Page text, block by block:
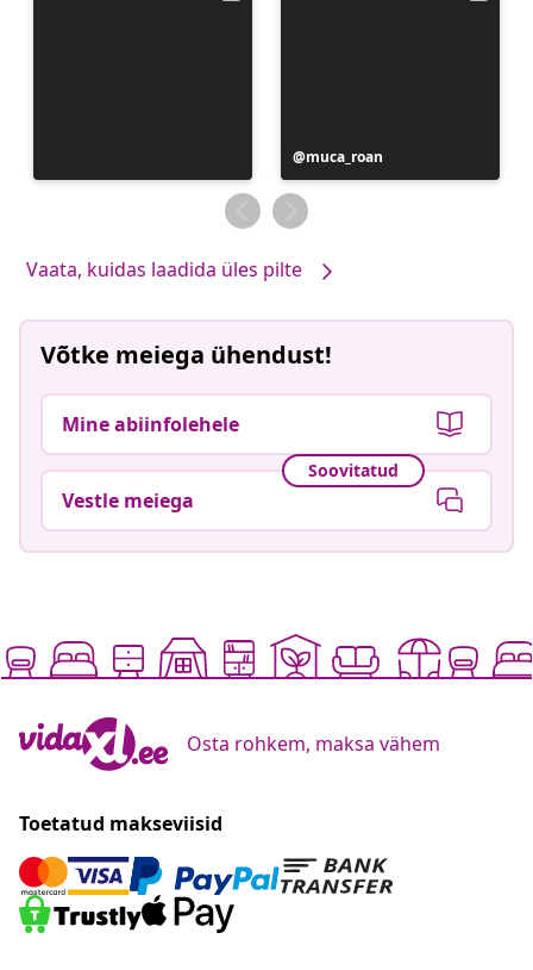
Postitus
avaldatud
muca_roan
Vaata, kuidas laadida üles pilte
Võtke meiega ühendust!
Mine abiinfolehele
Soovitatud
Vestle meiega
Osta rohkem, maksa vähem
Toetatud makseviisid